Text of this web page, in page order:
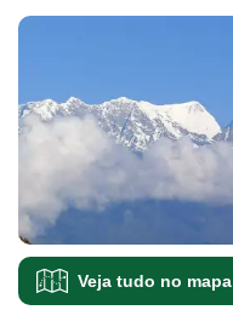
Veja tudo no mapa